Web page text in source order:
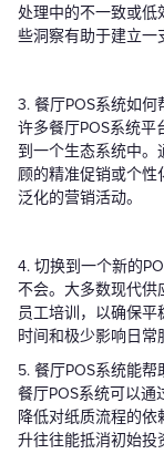
处理中的不一致或
些洞察有助于建立一
3. 餐厅POS系统如何
许多餐厅POS系统
到一个生态系统中
顾的精准促销或个性
泛化的营销活动。
4. 切换到一个新的
不会。大多数现代供
员工培训，以确保
时间和极少影响日常
5. 餐厅POS系统能
餐厅POS系统可以
降低对纸质流程的
升往往能抵消初始投